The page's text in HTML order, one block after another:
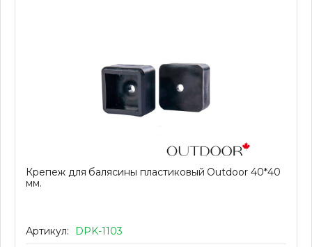
Крепеж для балясины пластиковый Outdoor 40*40
мм.
Артикул: DPK-1103